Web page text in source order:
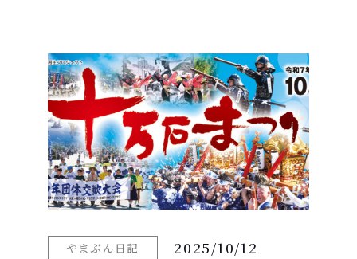
やまぶん日記 2025/10/12